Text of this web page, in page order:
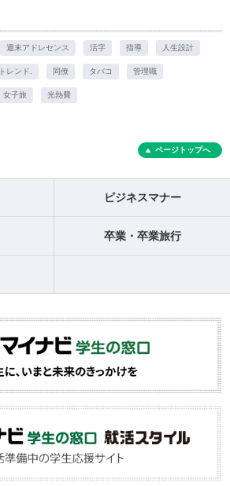
週末アドレセンス 活字 指導 人生設計
トレンド. 同僚 タバコ 管理職
女子旅 光熱費
ページトップへ
ビジネスマナー
卒業・卒業旅行